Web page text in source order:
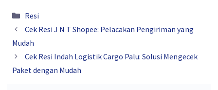
Kategori
Resi
Cek Resi J N T Shopee: Pelacakan Pengiriman yang
Mudah
Cek Resi Indah Logistik Cargo Palu: Solusi Mengecek
Paket dengan Mudah